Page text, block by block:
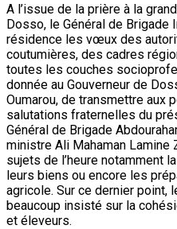
A l’issue de la prière à la
Dosso, le Général de Brigade
résidence les vœux des
coutumières, des cadres
toutes les couches
donnée au Gouverneur de
Oumarou, de transmettre aux
salutations fraternelles du
Général de Brigade
ministre Ali Mahaman Lamine
sujets de l’heure notamment
leurs biens ou encore les
agricole. Sur ce dernier point,
beaucoup insisté sur la
et éleveurs.